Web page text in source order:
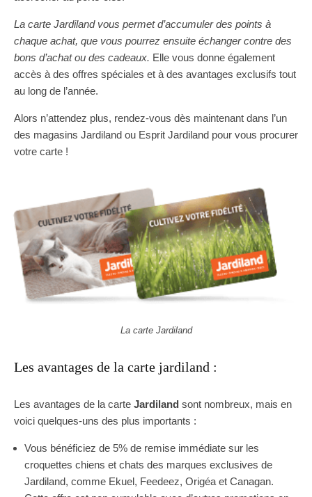
La carte Jardiland vous permet d’accumuler des points à
chaque achat, que vous pourrez ensuite échanger contre des
bons d’achat ou des cadeaux. Elle vous donne également
accès à des offres spéciales et à des avantages exclusifs tout
au long de l’année.
Alors n’attendez plus, rendez-vous dès maintenant dans l’un
des magasins Jardiland ou Esprit Jardiland pour vous procurer
votre carte !
La carte Jardiland
Les avantages de la carte jardiland :
Les avantages de la carte Jardiland sont nombreux, mais en
voici quelques-uns des plus importants :
Vous bénéficiez de 5% de remise immédiate sur les
croquettes chiens et chats des marques exclusives de
Jardiland, comme Ekuel, Feedeez, Origéa et Canagan.